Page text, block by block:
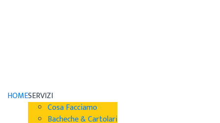
HOMESERVIZI
Cosa Facciamo
Bacheche & Cartolari